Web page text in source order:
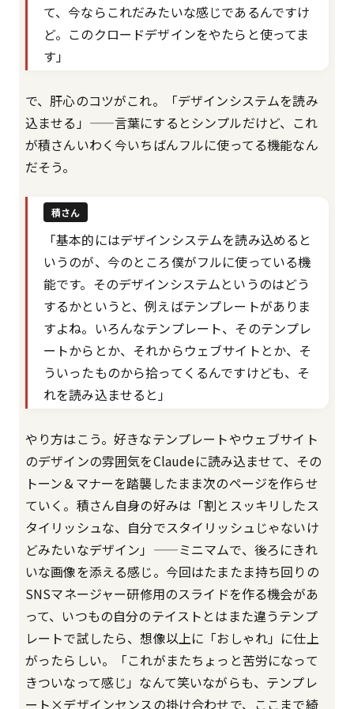
て、今ならこれだみたいな感じであるんですけ
ど。このクロードデザインをやたらと使ってま
す」
で、肝心のコツがこれ。「デザインシステムを読み
込ませる」——言葉にするとシンプルだけど、これ
が積さんいわく今いちばんフルに使ってる機能なん
だそう。
積さん
「基本的にはデザインシステムを読み込めると
いうのが、今のところ僕がフルに使っている機
能です。そのデザインシステムというのはどう
するかというと、例えばテンプレートがありま
すよね。いろんなテンプレート、そのテンプレ
ートからとか、それからウェブサイトとか、そ
ういったものから拾ってくるんですけども、そ
れを読み込ませると」
やり方はこう。好きなテンプレートやウェブサイト
のデザインの雰囲気をClaudeに読み込ませて、その
トーン＆マナーを踏襲したまま次のページを作らせ
ていく。積さん自身の好みは「割とスッキリしたス
タイリッシュな、自分でスタイリッシュじゃないけ
どみたいなデザイン」——ミニマムで、後ろにきれ
いな画像を添える感じ。今回はたまたま持ち回りの
SNSマネージャー研修用のスライドを作る機会があ
って、いつもの自分のテイストとはまた違うテンプ
レートで試したら、想像以上に「おしゃれ」に仕上
がったらしい。「これがまたちょっと苦労になって
きついなって感じ」なんて笑いながらも、テンプレ
ート×デザインセンスの掛け合わせで、ここまで綺